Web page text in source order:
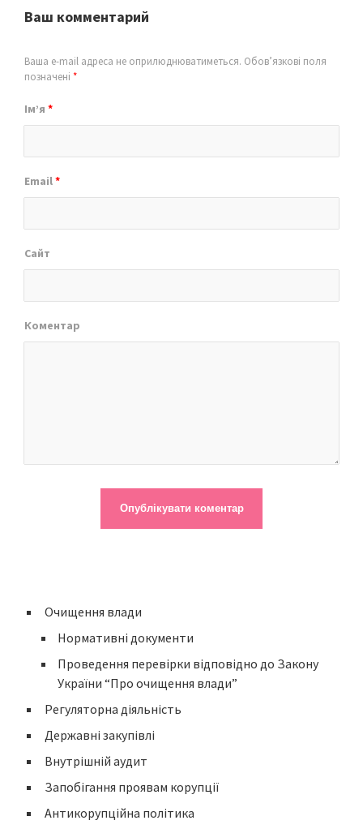
Ваш комментарий
Ваша e-mail адреса не оприлюднюватиметься. Обов’язкові поля
позначені *
Ім’я *
Email*
Сайт
Коментар
Очищення влади
Нормативні документи
Проведення перевірки відповідно до Закону
України “Про очищення влади”
Регуляторна діяльність
Державні закупівлі
Внутрішній аудит
Запобігання проявам корупції
Антикорупційна політика